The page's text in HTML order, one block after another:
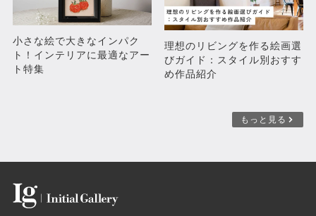
売約済み
Ganesha-colorful
¥88,000
小さな絵で大きなインパク
ト！インテリアに最適なアー
ト特集
理想のリビングを作る絵画選
びガイド：スタイル別おすす
め作品紹介
もっと見る